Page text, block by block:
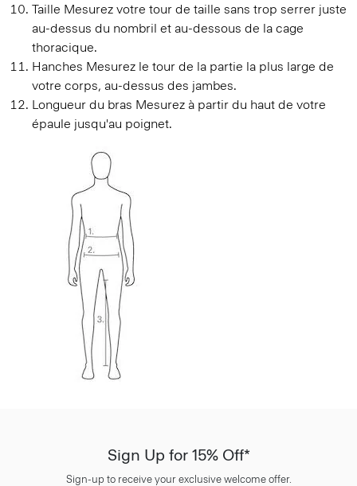
Taille Mesurez votre tour de taille sans trop serrer juste
au-dessus du nombril et au-dessous de la cage
thoracique.
Hanches Mesurez le tour de la partie la plus large de
votre corps, au-dessus des jambes.
Longueur du bras Mesurez à partir du haut de votre
épaule jusqu'au poignet.
Sign Up for 15% Off*
Sign-up to receive your exclusive welcome offer.